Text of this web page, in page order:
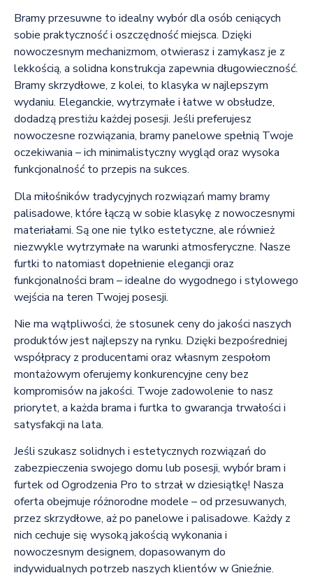
Bramy przesuwne to idealny wybór dla osób ceniących
sobie praktyczność i oszczędność miejsca. Dzięki
nowoczesnym mechanizmom, otwierasz i zamykasz je z
lekkością, a solidna konstrukcja zapewnia długowieczność.
Bramy skrzydłowe, z kolei, to klasyka w najlepszym
wydaniu. Eleganckie, wytrzymałe i łatwe w obsłudze,
dodadzą prestiżu każdej posesji. Jeśli preferujesz
nowoczesne rozwiązania, bramy panelowe spełnią Twoje
oczekiwania – ich minimalistyczny wygląd oraz wysoka
funkcjonalność to przepis na sukces.
Dla miłośników tradycyjnych rozwiązań mamy bramy
palisadowe, które łączą w sobie klasykę z nowoczesnymi
materiałami. Są one nie tylko estetyczne, ale również
niezwykle wytrzymałe na warunki atmosferyczne. Nasze
furtki to natomiast dopełnienie elegancji oraz
funkcjonalności bram – idealne do wygodnego i stylowego
wejścia na teren Twojej posesji.
Nie ma wątpliwości, że stosunek ceny do jakości naszych
produktów jest najlepszy na rynku. Dzięki bezpośredniej
współpracy z producentami oraz własnym zespołom
montażowym oferujemy konkurencyjne ceny bez
kompromisów na jakości. Twoje zadowolenie to nasz
priorytet, a każda brama i furtka to gwarancja trwałości i
satysfakcji na lata.
Jeśli szukasz solidnych i estetycznych rozwiązań do
zabezpieczenia swojego domu lub posesji, wybór bram i
furtek od Ogrodzenia Pro to strzał w dziesiątkę! Nasza
oferta obejmuje różnorodne modele – od przesuwanych,
przez skrzydłowe, aż po panelowe i palisadowe. Każdy z
nich cechuje się wysoką jakością wykonania i
nowoczesnym designem, dopasowanym do
indywidualnych potrzeb naszych klientów w Gnieźnie.